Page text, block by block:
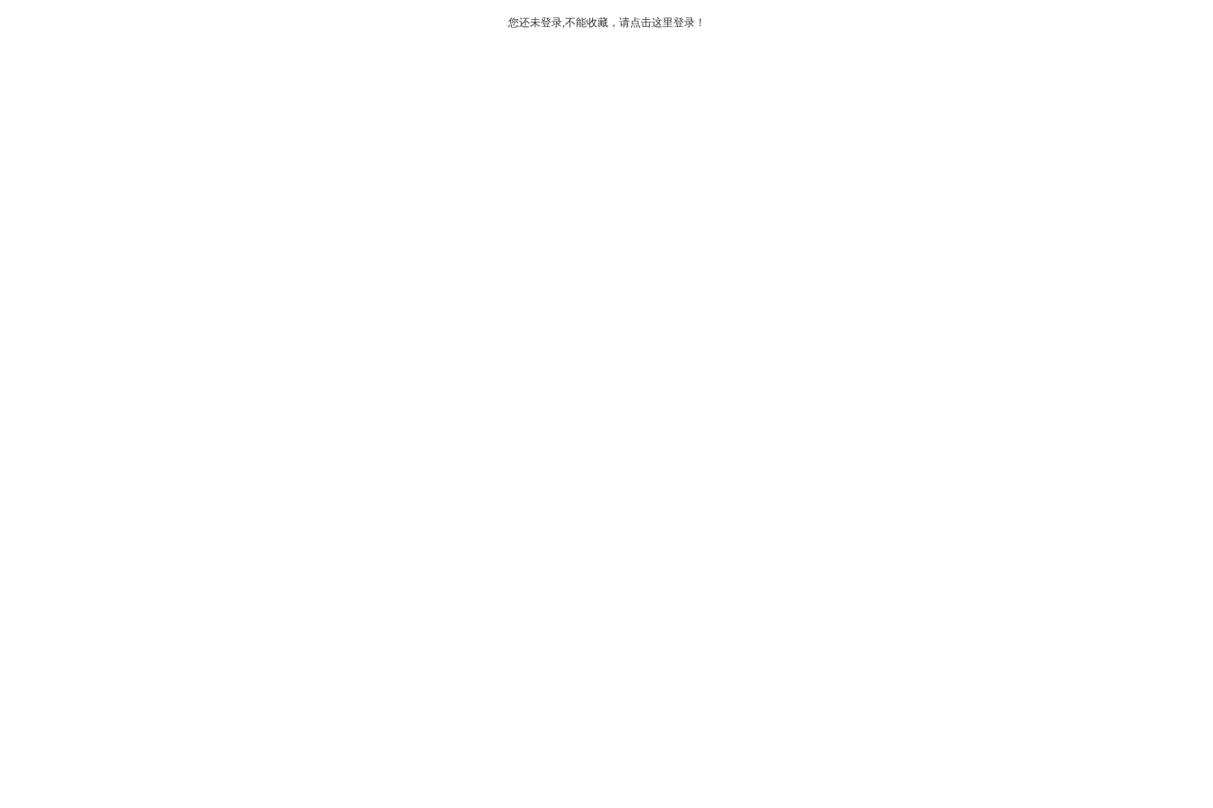
您还未登录,不能收藏，请点击这里登录！